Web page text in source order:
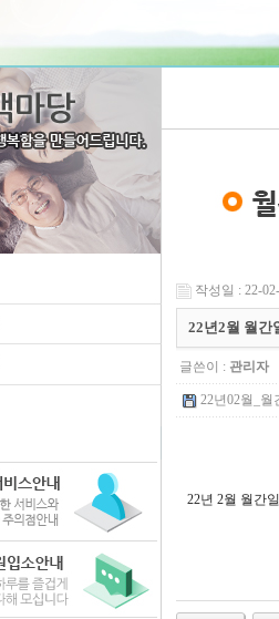
작성일 : 22-
22년2월 월간
글쓴이 : 관리자
22년02월_월
22년 2월 월간